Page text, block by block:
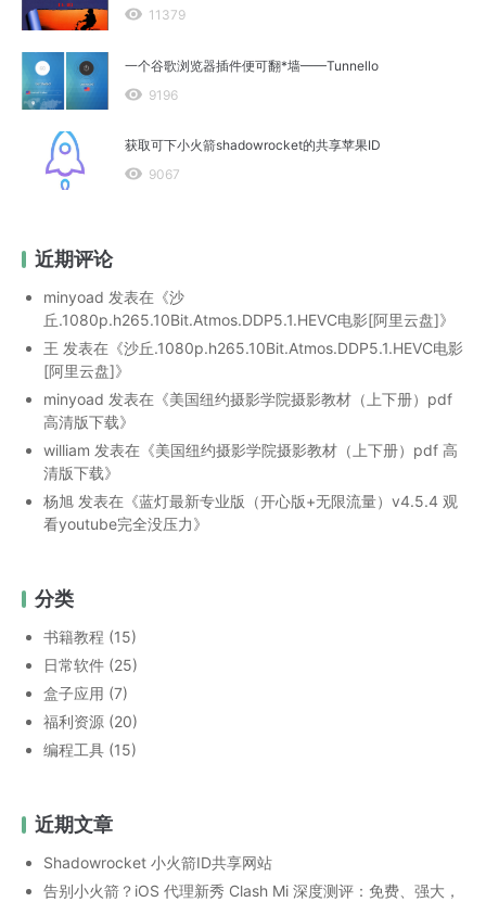
11379
一个谷歌浏览器插件便可翻*墙——Tunnello
9196
获取可下小火箭shadowrocket的共享苹果ID
9067
近期评论
minyoad 发表在《沙
丘.1080p.h265.10Bit.Atmos.DDP5.1.HEVC电影[阿里云盘]》
王 发表在《沙丘.1080p.h265.10Bit.Atmos.DDP5.1.HEVC电影
[阿里云盘]》
minyoad 发表在《美国纽约摄影学院摄影教材（上下册）pdf
高清版下载》
william 发表在《美国纽约摄影学院摄影教材（上下册）pdf 高
清版下载》
杨旭 发表在《蓝灯最新专业版（开心版+无限流量）v4.5.4 观
看youtube完全没压力》
分类
书籍教程 (15)
日常软件 (25)
盒子应用 (7)
福利资源 (20)
编程工具 (15)
近期文章
Shadowrocket 小火箭ID共享网站
告别小火箭？iOS 代理新秀 Clash Mi 深度测评：免费、强大，